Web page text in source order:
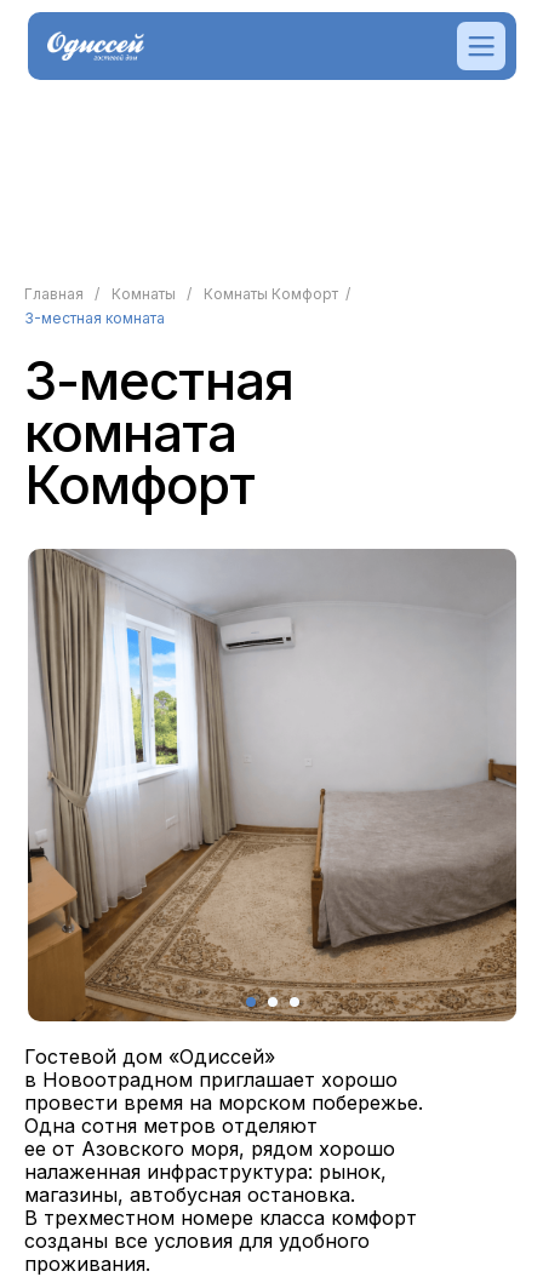
Комнаты
3-местная комната
Комнаты Комфорт /
/
Главная /
3-местная
комната
Комфорт
Гостевой дом «Одиссей»
в Новоотрадном приглашает хорошо
провести время на морском побережье.
Одна сотня метров отделяют
ее от Азовского моря, рядом хорошо
налаженная инфраструктура: рынок,
магазины, автобусная остановка.
В трехместном номере класса комфорт
созданы все условия для удобного
проживания.